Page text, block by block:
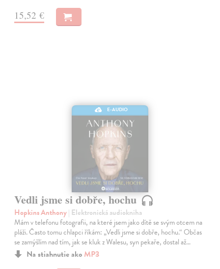
15,52 €
E-AUDIO
Vedli jsme si dobře, hochu
Hopkins Anthony| Elektronická audiokniha
Mám v telefonu fotografii, na které jsem jako dítě se svým otcem na
pláži. Často tomu chlapci říkám: „Vedli jsme si dobře, hochu.“ Občas
se zamýšlím nad tím, jak se kluk z Walesu, syn pekaře, dostal až…
Na stiahnutie ako MP3